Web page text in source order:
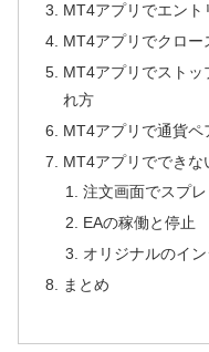
MT4アプリでエン
MT4アプリでクロ
MT4アプリでストッ
れ方
MT4アプリで通貨
MT4アプリでできな
注文画面でスプ
EAの稼働と停止
オリジナルのイ
まとめ